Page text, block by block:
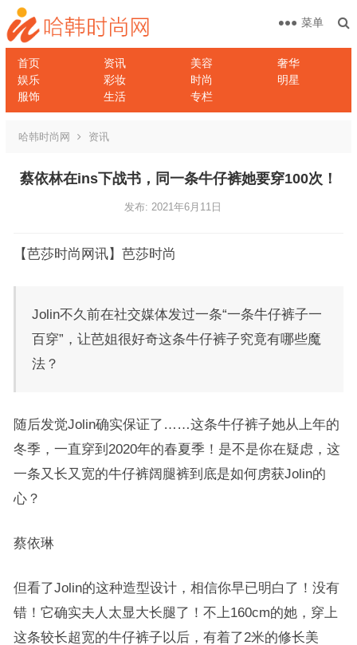
首页 资讯 美容
奢华
娱乐
彩妆 时尚
明星
服饰
生活 专栏
菜单
哈韩时尚网 资讯
蔡依林在ins下战书，同一条牛仔裤她要穿100次！
发布: 2021年6月11日
【芭莎时尚网讯】芭莎时尚
Jolin不久前在社交媒体发过一条“一条牛仔裤子一
百穿”，让芭姐很好奇这条牛仔裤子究竟有哪些魔
法？
随后发觉Jolin确实保证了……这条牛仔裤子她从上年的
冬季，一直穿到2020年的春夏季！是不是你在疑虑，这
一条又长又宽的牛仔裤阔腿裤到底是如何虏获Jolin的
心？
蔡依琳
但看了Jolin的这种造型设计，相信你早已明白了！没有
错！它确实夫人太显大长腿了！不上160cm的她，穿上
这条较长超宽的牛仔裤子以后，有着了2米的修长美